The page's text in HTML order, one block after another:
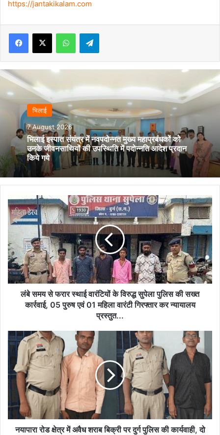
https://jantakikalam.com
Facebook
X WhatsAppTelegram
भिलाई
7 August 2026
भिलाई इस्पात संयंत्र में नवपदोन्नत मुख्य महाप्रबंधकों को
उनके जीवनसाथियों की उपस्थिति में पदोन्नति आदेश प्रदान
किये गये
लंबे
समय
से
फरार
स्थाई
वारंटियों
के
विरुद्ध
सुपेला
पुलिस
05
पुरुष
महिला
वारंटी
गिरफ्तार
कर
न्यायालय
प्रस्तुत...
लंबे समय से फरार स्थाई वारंटियों के विरुद्ध सुपेला पुलिस की सख्त
कार्रवाई, 05 पुरुष एवं 01 महिला वारंटी गिरफ्तार कर न्यायालय
प्रस्तुत...
नयापारा
रोड
क्षेत्र
अवैध
शराब
बिक्री
पर
दुर्ग
पुलिसनयापारा रोड क्षेत्र में अवैध शराब बिक्री पर दुर्ग पुलिस की कार्यवाही, दो